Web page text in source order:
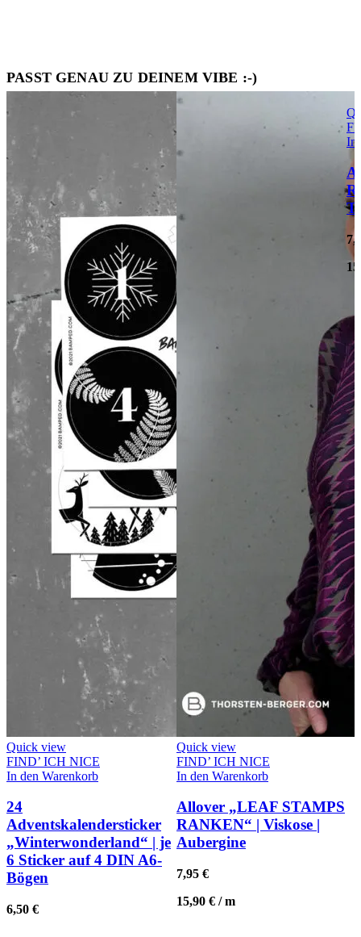
PASST GENAU ZU DEINEM VIBE :-)
Quick view
FIND’ ICH NICE
In den Warenkorb
24
Adventskalendersticker
„Winterwonderland“ | je
6 Sticker auf 4 DIN A6-
Bögen
6,50 €
Quick view
FIND’ ICH NICE
In den Warenkorb
Allover „LEAF STAMPS
RANKEN“ | Viskose |
Aubergine
7,95 €
15,90 € /m
In